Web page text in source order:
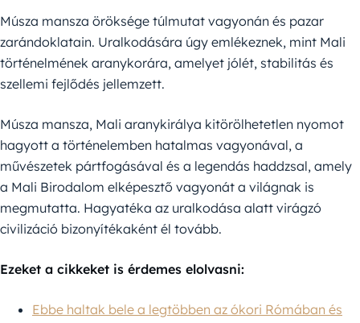
Músza mansza öröksége túlmutat vagyonán és pazar
zarándoklatain. Uralkodására úgy emlékeznek, mint Mali
történelmének aranykorára, amelyet jólét, stabilitás és
szellemi fejlődés jellemzett.
Músza mansza, Mali aranykirálya kitörölhetetlen nyomot
hagyott a történelemben hatalmas vagyonával, a
művészetek pártfogásával és a legendás haddzsal, amely
a Mali Birodalom elképesztő vagyonát a világnak is
megmutatta. Hagyatéka az uralkodása alatt virágzó
civilizáció bizonyítékaként él tovább.
Ezeket a cikkeket is érdemes elolvasni:
Ebbe haltak bele a legtöbben az ókori Rómában és